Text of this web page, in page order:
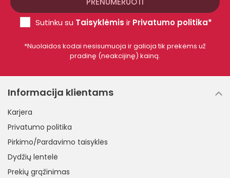
Sutinku su Taisyklėmis ir Privatumo politika*
*Nuolaidos kodai nesisumuoja ir galioja tik prekėms už
pradinę (neakcijinę) kainą.
Informacija klientams
Karjera
Privatumo politika
Pirkimo/Pardavimo taisyklės
Dydžių lentelė
Prekių grąžinimas